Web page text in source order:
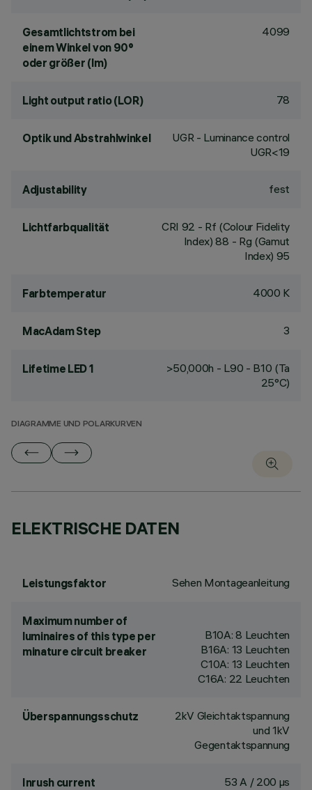
Gesamtlichtstrom bei
einem Winkel von 90°
oder größer (lm)
4099
Light output ratio (LOR) 78
Optik und Abstrahlwinkel
UGR - Luminance control
UGR<19
Adjustability fest
Lichtfarbqualität CRI 92 - Rf (Colour Fidelity
Index) 88 - Rg (Gamut
Index) 95
Farbtemperatur 4000 K
MacAdam Step 3
Lifetime LED 1
>50,000h - L90 - B10 (Ta
25°C)
DIAGRAMME UND POLARKURVEN
ELEKTRISCHE DATEN
Leistungsfaktor Sehen Montageanleitung
Maximum number of
luminaires of this type per
minature circuit breaker
B10A: 8 Leuchten
B16A: 13 Leuchten
C10A: 13 Leuchten
C16A: 22 Leuchten
Überspannungsschutz
2kV Gleichtaktspannung
und 1kV
Gegentaktspannung
Inrush current 53 A / 200 µs